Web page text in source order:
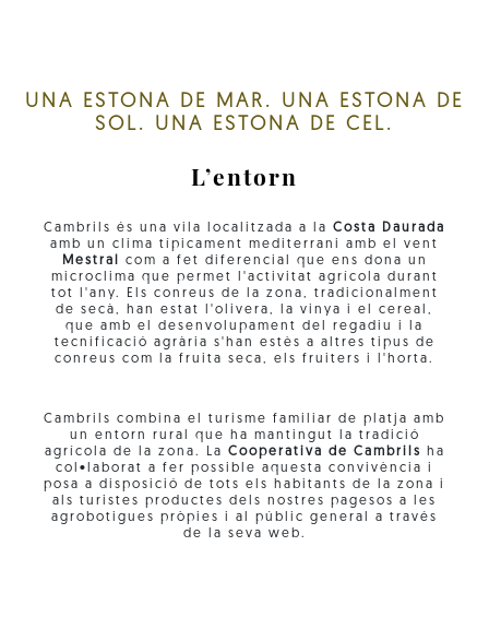
UNA ESTONA DE MAR. UNA ESTONA DE
SOL. UNA ESTONA DE CEL.
L’entorn
Cambrils és una vila localitzada a la Costa Daurada
amb un clima típicament mediterrani amb el vent
Mestral
com a fet diferencial que ens dona un
microclima que permet l'activitat agrícola durant
tot l'any. Els conreus de la zona, tradicionalment
de secà, han estat l'olivera, la vinya i el cereal,
que amb el desenvolupament del regadiu i la
tecnificació agrària s'han estès a altres tipus de
conreus com la fruita seca, els fruiters i l'horta.
Cambrils combina el turisme familiar de platja amb
un entorn rural que ha mantingut la tradició
agrícola de la zona. La Cooperativa de Cambrils
ha
col•laborat a fer possible aquesta convivència i
posa a disposició de tots els habitants de la zona i
als turistes productes dels nostres pagesos a les
agrobotigues pròpies i al públic general a través
de la seva web.